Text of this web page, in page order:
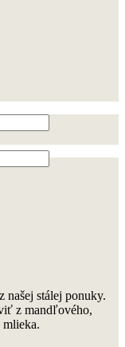
našej stálej ponuky.
z mandľového,
mlieka.